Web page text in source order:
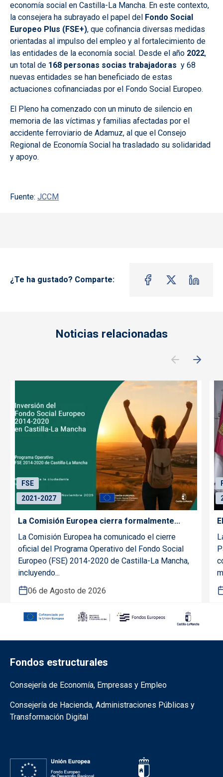
economía social en Castilla-La Mancha. En este contexto,
la consejera ha subrayado el papel del Fondo Social
Europeo Plus (FSE+), que cofinancia diversas medidas
orientadas al impulso del empleo y al fortalecimiento de
las entidades de la economía social. Desde el año 2022,
un total de 168 personas socias trabajadoras y 68
nuevas entidades se han beneficiado de estas
actuaciones cofinanciadas por el Fondo Social Europeo.
El Pleno ha comenzado con un minuto de silencio en
memoria de las víctimas y familias afectadas por el
accidente ferroviario de Adamuz, al que el Consejo
Regional de Economía Social ha trasladado su solidaridad
y apoyo.
Fuente: JCCM
¿Te ha gustado? Comparte:
Noticias relacionadas
FSE
2021-2027
La Comisión Europea cierra formalmente...
La Comisión Europea ha comunicado el cierre
oficial del Programa Operativo del Fondo Social
Europeo (FSE) 2014-2020 de Castilla-La Mancha,
incluyendo...
06 de Agosto de 2026
Fondos estructurales
Información de la institución
Consejería de Economía, Empresas y Empleo
Consejería de Hacienda, Administraciones Públicas y
Transformación Digital